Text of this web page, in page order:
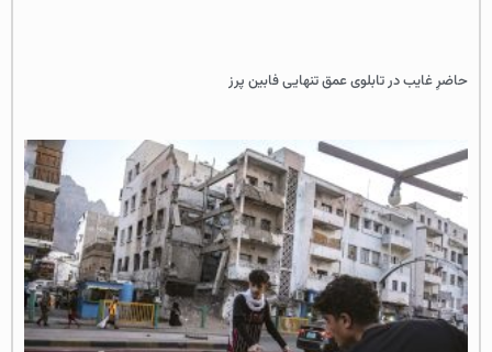
حاضرِ غایب در تابلوی عمق تنهایی فابین پرز